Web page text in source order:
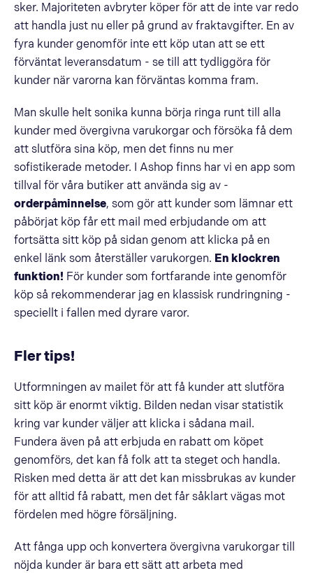
sker. Majoriteten avbryter köper för att de inte var redo
att handla just nu eller på grund av fraktavgifter. En av
fyra kunder genomför inte ett köp utan att se ett
förväntat leveransdatum - se till att tydliggöra för
kunder när varorna kan förväntas komma fram.
Man skulle helt sonika kunna börja ringa runt till alla
kunder med övergivna varukorgar och försöka få dem
att slutföra sina köp, men det finns nu mer
sofistikerade metoder. I Ashop finns har vi en app som
tillval för våra butiker att använda sig av -
orderpåminnelse, som gör att kunder som lämnar ett
påbörjat köp får ett mail med erbjudande om att
fortsätta sitt köp på sidan genom att klicka på en
enkel länk som återställer varukorgen. En klockren
funktion! För kunder som fortfarande inte genomför
köp så rekommenderar jag en klassisk rundringning -
speciellt i fallen med dyrare varor.
Fler tips!
Utformningen av mailet för att få kunder att slutföra
sitt köp är enormt viktig. Bilden nedan visar statistik
kring var kunder väljer att klicka i sådana mail.
Fundera även på att erbjuda en rabatt om köpet
genomförs, det kan få folk att ta steget och handla.
Risken med detta är att det kan missbrukas av kunder
för att alltid få rabatt, men det får såklart vägas mot
fördelen med högre försäljning.
Att fånga upp och konvertera övergivna varukorgar till
nöjda kunder är bara ett sätt att arbeta med